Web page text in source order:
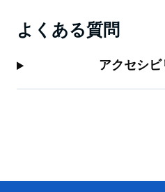
よくある質問
アクセシビ